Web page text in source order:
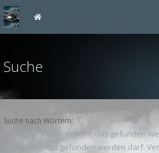
Suche
Suche nach Wörtern:
Setze ein+ vor ein Wort, das gefunden
Wort, das nicht gefunden werden darf.